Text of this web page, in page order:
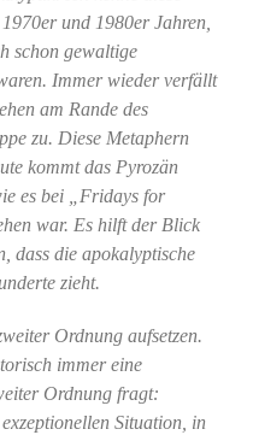
und 1980er Jahren,
schon gewaltige
Immer wieder verfällt
am Rande des
zu. Diese Metaphern
kommt das Pyrozän
es bei „Fridays for
war. Es hilft der Blick
dass die apokalyptische
zieht.
Ordnung aufsetzen.
immer eine
Ordnung fragt:
Situation, in